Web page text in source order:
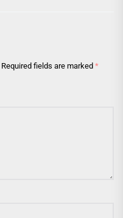
Required fields are marked *